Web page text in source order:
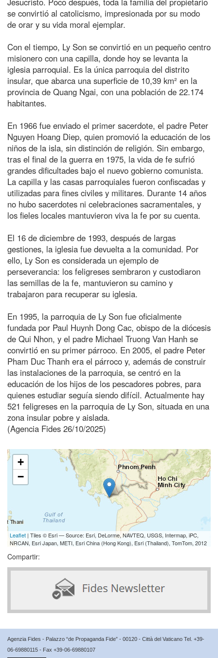
se convirtió al catolicismo, impresionada por su modo
de orar y su vida moral ejemplar.
Con el tiempo, Ly Son se convirtió en un pequeño centro
misionero con una capilla, donde hoy se levanta la
iglesia parroquial. Es la única parroquia del distrito
insular, que abarca una superficie de 10,39 km² en la
provincia de Quang Ngai, con una población de 22.174
habitantes.
En 1966 fue enviado el primer sacerdote, el padre Peter
Nguyen Hoang Diep, quien promovió la educación de los
niños de la isla, sin distinción de religión. Sin embargo,
tras el final de la guerra en 1975, la vida de fe sufrió
grandes dificultades bajo el nuevo gobierno comunista.
La capilla y las casas parroquiales fueron confiscadas y
utilizadas para fines civiles y militares. Durante 14 años
no hubo sacerdotes ni celebraciones sacramentales, y
los fieles locales mantuvieron viva la fe por su cuenta.
El 16 de diciembre de 1993, después de largas
gestiones, la iglesia fue devuelta a la comunidad. Por
ello, Ly Son es considerada un ejemplo de
perseverancia: los feligreses sembraron y custodiaron
las semillas de la fe, mantuvieron su camino y
trabajaron para recuperar su iglesia.
En 1995, la parroquia de Ly Son fue oficialmente
fundada por Paul Huynh Dong Cac, obispo de la diócesis
de Qui Nhon, y el padre Michael Truong Van Hanh se
convirtió en su primer párroco. En 2005, el padre Peter
Pham Duc Thanh era el párroco y, además de construir
las instalaciones de la parroquia, se centró en la
educación de los hijos de los pescadores pobres, para
quienes estudiar seguía siendo difícil. Actualmente hay
521 feligreses en la parroquia de Ly Son, situada en una
zona insular pobre y aislada.
(Agencia Fides 26/10/2025)
+
−
Leaflet | Tiles © Esri — Source: Esri, DeLorme, NAVTEQ, USGS, Intermap, iPC,
NRCAN, Esri Japan, METI, Esri China (Hong Kong), Esri (Thailand), TomTom, 2012
Compartir:
Agenzia Fides - Palazzo “de Propaganda Fide” - 00120 - Città del Vaticano Tel. +39-
06-69880115 - Fax +39-06-69880107